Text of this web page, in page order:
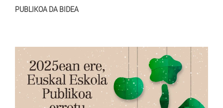
PUBLIKOA DA BIDEA